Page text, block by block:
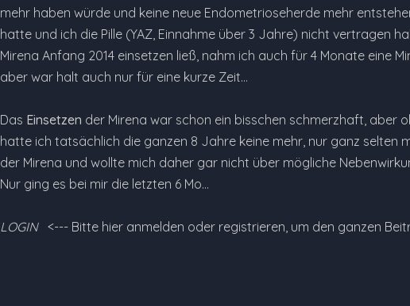
mehr haben würde und keine neue Endometrioseherde mehr
hatte und ich die Pille (YAZ, Einnahme über 3 Jahre) nicht vertragen
Mirena Anfang 2014 einsetzen ließ, nahm ich auch für 4 Monate eine
aber war halt auch nur für eine kurze Zeit...
Das Einsetzen der Mirena war schon ein bisschen schmerzhaft, aber
hatte ich tatsächlich die ganzen 8 Jahre keine mehr, nur ganz selten
der Mirena und wollte mich daher gar nicht über mögliche
Nur ging es bei mir die letzten 6 Mo…
LOGIN <--- Bitte hier anmelden oder registrieren, um den ganzen